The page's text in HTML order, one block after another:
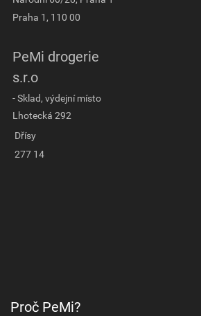
Praha 1, 110 00
PeMi drogerie
s.r.o
- Sklad, výdejní místo
Lhotecká 292
Dřísy
277 14
Proč PeMi?